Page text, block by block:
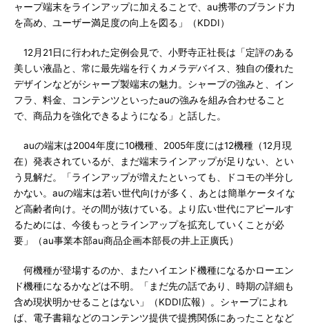
ャープ端末をラインアップに加えることで、au携帯のブランド力
を高め、ユーザー満足度の向上を図る」（KDDI）
12月21日に行われた定例会見で、小野寺正社長は「定評のある
美しい液晶と、常に最先端を行くカメラデバイス、独自の優れた
デザインなどがシャープ製端末の魅力。シャープの強みと、イン
フラ、料金、コンテンツといったauの強みを組み合わせること
で、商品力を強化できるようになる」と話した。
auの端末は2004年度に10機種、2005年度には12機種（12月現
在）発表されているが、まだ端末ラインアップが足りない、とい
う見解だ。「ラインアップが増えたといっても、ドコモの半分し
かない。auの端末は若い世代向けが多く、あとは簡単ケータイな
ど高齢者向け。その間が抜けている。より広い世代にアピールす
るためには、今後もっとラインアップを拡充していくことが必
要」（au事業本部au商品企画本部長の井上正廣氏）
何機種が登場するのか、またハイエンド機種になるかローエン
ド機種になるかなどは不明。「まだ先の話であり、時期の詳細も
含め現状明かせることはない」（KDDI広報）。シャープによれ
ば、電子書籍などのコンテンツ提供で提携関係にあったことなど